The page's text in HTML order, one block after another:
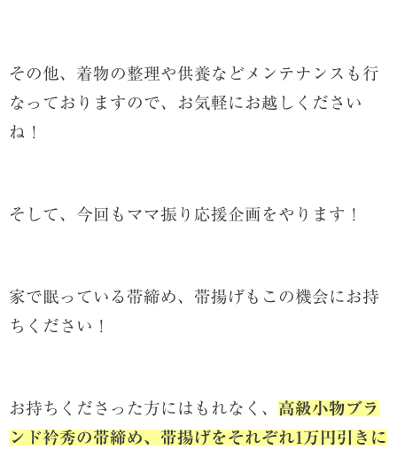
その他、着物の整理や供養などメンテナンスも行
なっておりますので、お気軽にお越しください
ね！
そして、今回もママ振り応援企画をやります！
家で眠っている帯締め、帯揚げもこの機会にお持
ちください！
お持ちくださった方にはもれなく、 高級小物ブラ
ンド衿秀の帯締め、帯揚げをそれぞれ1万円引きに